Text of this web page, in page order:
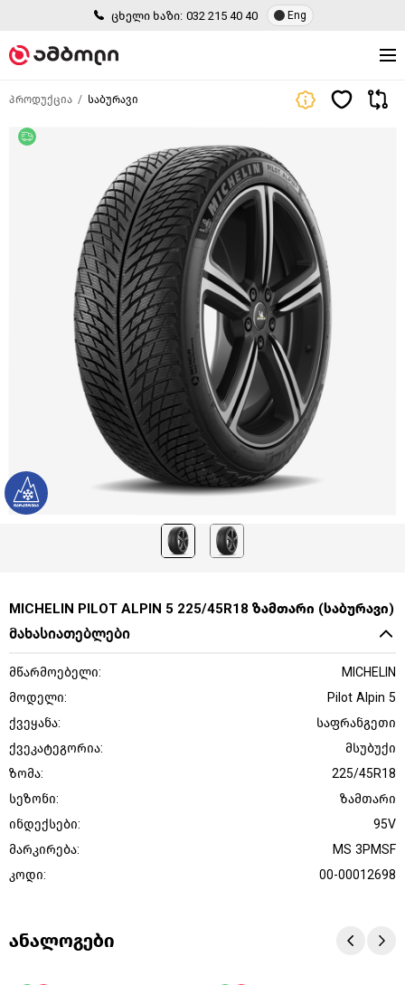
ცხელი ხაზი: 032 215 40 40 Eng
პროდუქცია საბურავი
MICHELIN PILOT ALPIN 5 225/45R18 ზამთარი (საბურავი)
მახასიათებლები
მწარმოებელი:
MICHELIN
მოდელი:
Pilot Alpin 5
ქვეყანა:
საფრანგეთი
ქვეკატეგორია:
მსუბუქი
ზომა:
225/45R18
სეზონი:
ზამთარი
ინდექსები:
95V
მარკირება:
MS 3PMSF
კოდი:
00-00012698
ანალოგები